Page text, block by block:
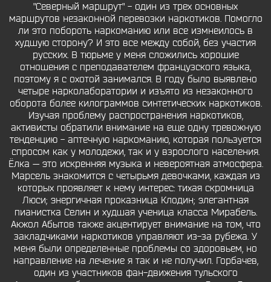
"Северный маршрут" - один из трех основных
маршрутов незаконной перевозки наркотиков. Помогло
ли это побороть наркоманию или все измнеилось в
худшую сторону? И это все между собой, без участия
русских. В тюрьме у меня сложились хорошие
отношения с преподавателем французского языка,
поэтому я с охотой занимался. В году было выявлено
четыре нарколаборатории и изъято из незаконного
оборота более килограммов синтетических наркотиков.
Изучая проблему распространения наркотиков,
активисты обратили внимание на еще одну тревожную
тенденцию - аптечную наркоманию, которая пользуется
спросом как у молодежи, так и у взрослого населения.
Ёлка — это искренняя музыка и невероятная атмосфера.
Марсель знакомится с четырьмя девочками, каждая из
которых проявляет к нему интерес: тихая скромница
Люси; энергичная проказница Клодин; элегантная
пианистка Селин и худшая ученица класса Мирабель.
Акжол Абытов также акцентирует внимание на том, что
закладчиками наркотиков управляют из-за рубежа. У
меня были определенные проблемы со здоровьем, но
направление на лечение я так и не получил. Горбачев,
один из участников фан-движения тульского